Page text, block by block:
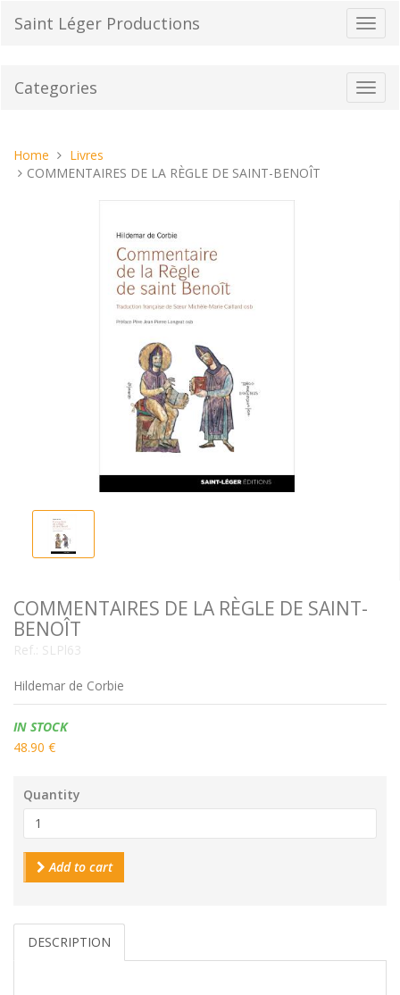
Saint Léger Productions
Categories
You
are
Home
Livres
COMMENTAIRES DE LA RÈGLE DE SAINT-BENOÎT
COMMENTAIRES DE LA RÈGLE DE SAINT-
BENOÎT
Ref.: SLPl63
Hildemar de Corbie
Availability:
IN STOCK
48.90 €
Quantity
Add to cart
DESCRIPTION